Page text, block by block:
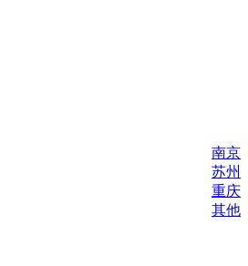
南京
苏州
重庆
其他